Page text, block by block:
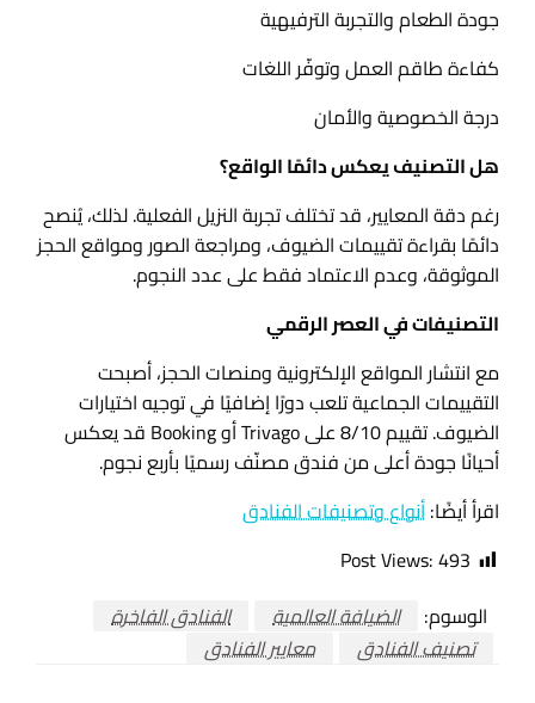
جودة الطعام والتجربة الترفيهية
كفاءة طاقم العمل وتوفّر اللغات
درجة الخصوصية والأمان
هل التصنيف يعكس دائمًا الواقع؟
رغم دقة المعايير، قد تختلف تجربة النزيل الفعلية. لذلك، يُنصح
دائمًا بقراءة تقييمات الضيوف، ومراجعة الصور ومواقع الحجز
الموثوقة، وعدم الاعتماد فقط على عدد النجوم.
التصنيفات في العصر الرقمي
مع انتشار المواقع الإلكترونية ومنصات الحجز، أصبحت
التقييمات الجماعية تلعب دورًا إضافيًا في توجيه اختيارات
الضيوف. تقييم 8/10 على Trivago أو Booking قد يعكس
أحيانًا جودة أعلى من فندق مصنّف رسميًا بأربع نجوم.
اقرأ أيضًا:أنواع وتصنيفات الفنادق
Post Views:493
الوسوم:
الضيافة العالمية
الفنادق الفاخرة
تصنيف الفنادق
معايير الفنادق